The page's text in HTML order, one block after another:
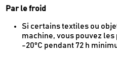
Par le froid
Si certains textiles ou
machine, vous pouvez
-20°C pendant 72 h